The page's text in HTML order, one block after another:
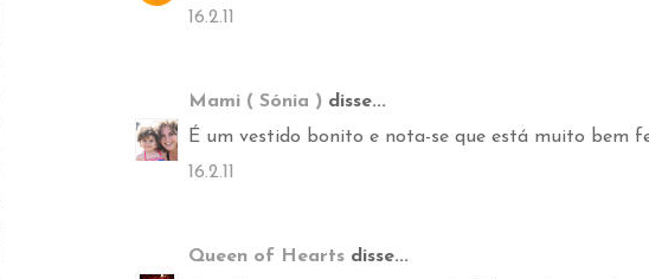
16.2.11
Mami ( Sónia ) disse...
É um vestido bonito e nota-se que está muito bem
16.2.11
Queen of Hearts disse...